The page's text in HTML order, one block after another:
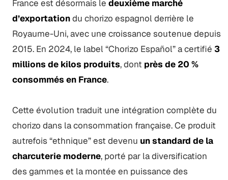
France est désormais le deuxième marché
d’exportationdu chorizo espagnol derrière le
Royaume-Uni, avec une croissance soutenue depuis
2015. En 2024, le label “Chorizo Español” a certifié 3
millions de kilos produits, dont près de 20 %
consommés en France.
Cette évolution traduit une intégration complète du
chorizo dans la consommation française. Ce produit
autrefois “ethnique” est devenu un standard de la
charcuterie moderne, porté par la diversification
des gammes et la montée en puissance des